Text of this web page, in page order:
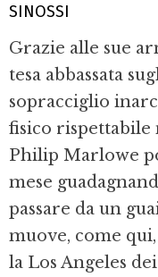
SINOSSI
Grazie alle sue
tesa abbassata
sopracciglio
fisico rispettabile
Philip Marlowe
mese
passare da un
muove, come
la Los Angeles